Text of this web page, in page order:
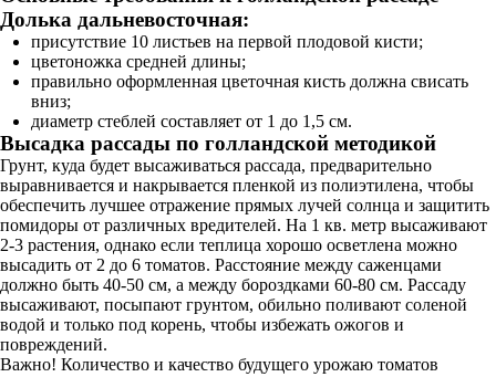
Долька дальневосточная:
присутствие 10 листьев на первой плодовой кисти;
цветоножка средней длины;
правильно оформленная цветочная кисть должна свисать
вниз;
диаметр стеблей составляет от 1 до 1,5 см.
Высадка рассады по голландской методикой
Грунт, куда будет высаживаться рассада, предварительно
выравнивается и накрывается пленкой из полиэтилена, чтобы
обеспечить лучшее отражение прямых лучей солнца и защитить
помидоры от различных вредителей. На 1 кв. метр высаживают
2-3 растения, однако если теплица хорошо осветлена можно
высадить от 2 до 6 томатов. Расстояние между саженцами
должно быть 40-50 см, а между бороздками 60-80 см. Рассаду
высаживают, посыпают грунтом, обильно поливают соленой
водой и только под корень, чтобы избежать ожогов и
повреждений.
Важно! Количество и качество будущего урожаю томатов